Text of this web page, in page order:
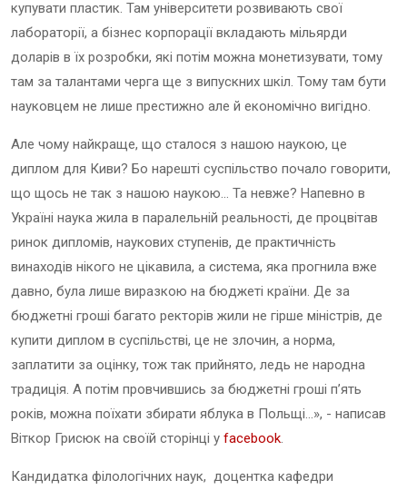
купувати пластик. Там університети розвивають свої
лабораторії, а бізнес корпорації вкладають мільярди
доларів в їх розробки, які потім можна монетизувати, тому
там за талантами черга ще з випускних шкіл. Тому там бути
науковцем не лише престижно але й економічно вигідно.
Але чому найкраще, що сталося з нашою наукою, це
диплом для Киви? Бо нарешті суспільство почало говорити,
що щось не так з нашою наукою… Та невже? Напевно в
Україні наука жила в паралельній реальності, де процвітав
ринок дипломів, наукових ступенів, де практичність
винаходів нікого не цікавила, а система, яка прогнила вже
давно, була лише виразкою на бюджеті країни. Де за
бюджетні гроші багато ректорів жили не гірше міністрів, де
купити диплом в суспільстві, це не злочин, а норма,
заплатити за оцінку, тож так прийнято, ледь не народна
традиція. А потім провчившись за бюджетні гроші п’ять
років, можна поїхати збирати яблука в Польщі…», - написав
Віткор Грисюк на своїй сторінці у facebook.
Кандидатка філологічних наук, доцентка кафедри